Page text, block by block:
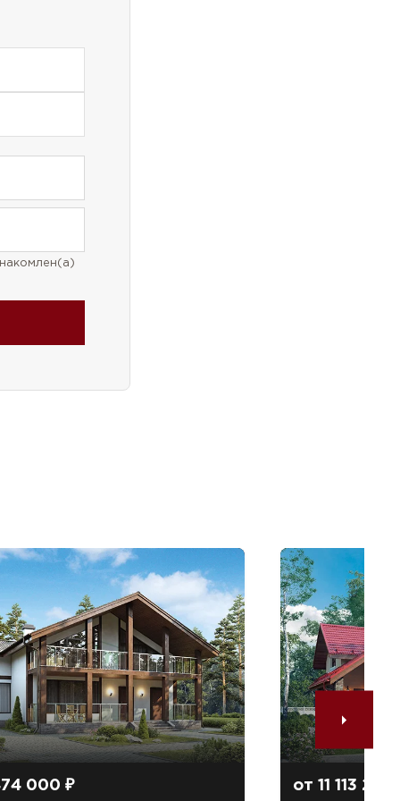
000 ₽ от 11 113 200